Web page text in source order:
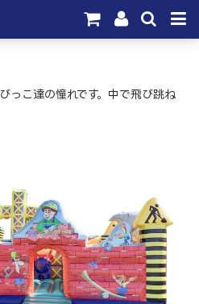
っこ達の憧れです。中で飛び跳ね